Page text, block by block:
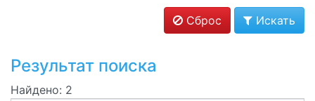
Сброс Искать
Результат поиска
Найдено: 2